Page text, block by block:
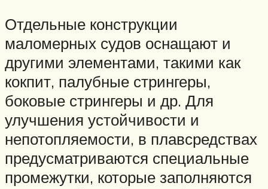
Отдельные конструкции
маломерных судов оснащают и
другими элементами, такими как
кокпит, палубные стрингеры,
боковые стрингеры и др. Для
улучшения устойчивости и
непотопляемости, в плавсредствах
предусматриваются специальные
промежутки, которые заполняются